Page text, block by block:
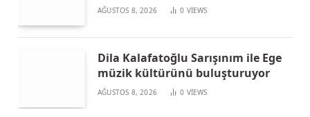
AĞUSTOS 8, 2026 0 VIEWS
Dila Kalafatoğlu Sarışınım ile Ege
müzik kültürünü buluşturuyor
AĞUSTOS 8, 2026 0 VIEWS